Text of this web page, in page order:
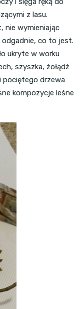
z lasu.
nie wymieniając
co to jest.
ukryte w worku
szyszka, żołądź
pociętego drzewa
kompozycje leśne